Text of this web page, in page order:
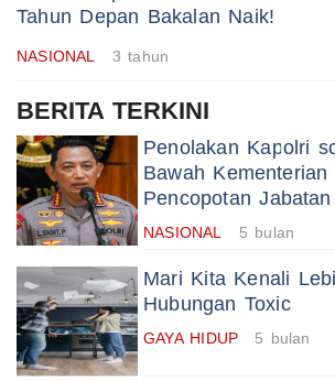
Tahun Depan Bakalan Naik!
NASIONAL 3 tahun
BERITA TERKINI
Penolakan Kapolri
Bawah
Pencopotan Jabatan
NASIONAL 5 bulan
Mari Kita Kenali
Hubungan Toxic
GAYA HIDUP 5 bulan